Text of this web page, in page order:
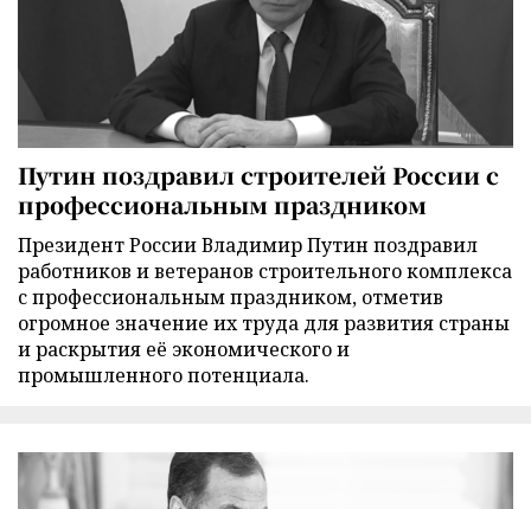
Путин поздравил строителей России с
профессиональным праздником
Президент России Владимир Путин поздравил
работников и ветеранов строительного комплекса
с профессиональным праздником, отметив
огромное значение их труда для развития страны
и раскрытия её экономического и
промышленного потенциала.